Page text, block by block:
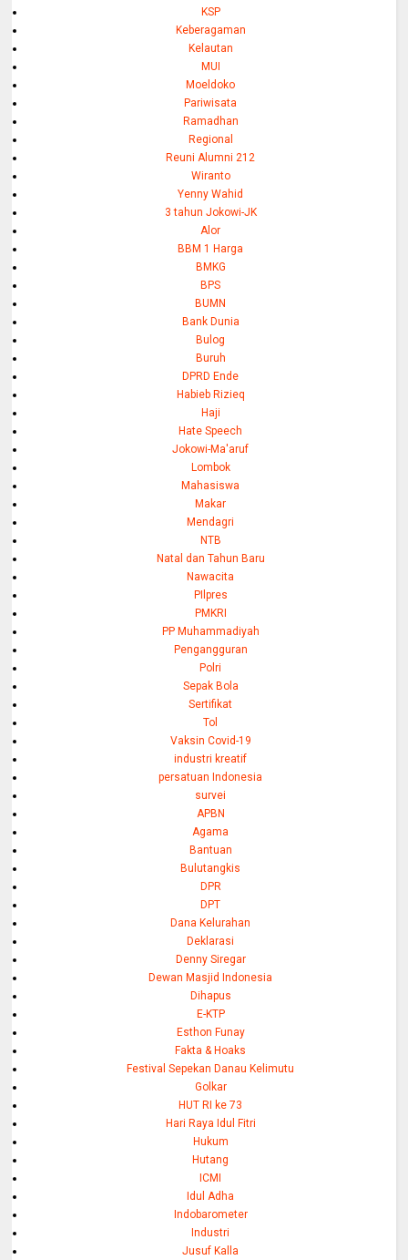
KSP
Keberagaman
Kelautan
MUI
Moeldoko
Pariwisata
Ramadhan
Regional
Reuni Alumni 212
Wiranto
Yenny Wahid
3 tahun Jokowi-JK
Alor
BBM 1 Harga
BMKG
BPS
BUMN
Bank Dunia
Bulog
Buruh
DPRD Ende
Habieb Rizieq
Haji
Hate Speech
Jokowi-Ma'aruf
Lombok
Mahasiswa
Makar
Mendagri
NTB
Natal dan Tahun Baru
Nawacita
PIlpres
PMKRI
PP Muhammadiyah
Pengangguran
Polri
Sepak Bola
Sertifikat
Tol
Vaksin Covid-19
industri kreatif
persatuan Indonesia
survei
APBN
Agama
Bantuan
Bulutangkis
DPR
DPT
Dana Kelurahan
Deklarasi
Denny Siregar
Dewan Masjid Indonesia
Dihapus
E-KTP
Esthon Funay
Fakta & Hoaks
Festival Sepekan Danau Kelimutu
Golkar
HUT RI ke 73
Hari Raya Idul Fitri
Hukum
Hutang
ICMI
Idul Adha
Indobarometer
Industri
Jusuf Kalla